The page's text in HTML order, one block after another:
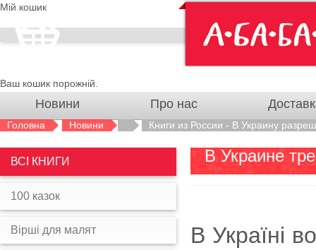
Мій кошик
Ваш кошик порожній.
Новини Про нас
Головна Новини Книги из России - В Украину
В Украине
В Україні
ВСІ КНИГИ
100 казок
Вірші для малят